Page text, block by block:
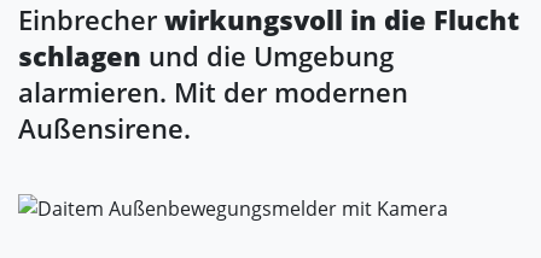
Einbrecher wirkungsvoll in die Flucht
schlagen und die Umgebung
alarmieren. Mit der modernen
Außensirene.